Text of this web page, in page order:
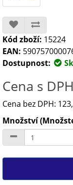
Kód zboží: 15224
EAN:
Dostupnost:
Cena s
Cena bez DPH:
Množství